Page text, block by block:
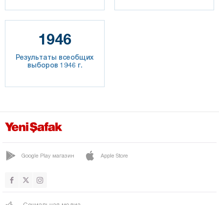
1946
Результаты всеобщих
выборов 1946 г.
Google Play магазин Apple Store